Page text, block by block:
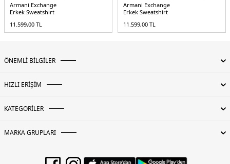
Armani Exchange
Erkek Sweatshirt
11.599,00 TL
Armani Exchange
Erkek Sweatshirt
11.599,00 TL
ÖNEMLİ BİLGİLER
HIZLI ERİŞİM
KATEGORİLER
MARKA GRUPLARI